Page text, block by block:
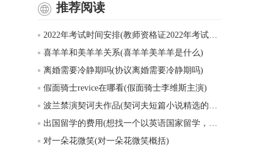
推荐阅读
2022年考试时间安排(教师资格证2022年考试时间表)
喜羊羊和美羊羊关系(喜羊羊美羊羊是什么)
离婚需要冷静期吗(协议离婚需要冷静期吗)
假面骑士revice在哪看(假面骑士李维斯主演)
波兰禁演契诃夫作品(契诃夫短篇小说精选的创作背景)
出国留学的费用(想找一个以英语国家留学，一年的费用大概五六万的样子，有什么推荐吗)
对一朵花微笑(对一朵花微笑概括)